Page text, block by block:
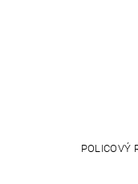
POLICOVÝ